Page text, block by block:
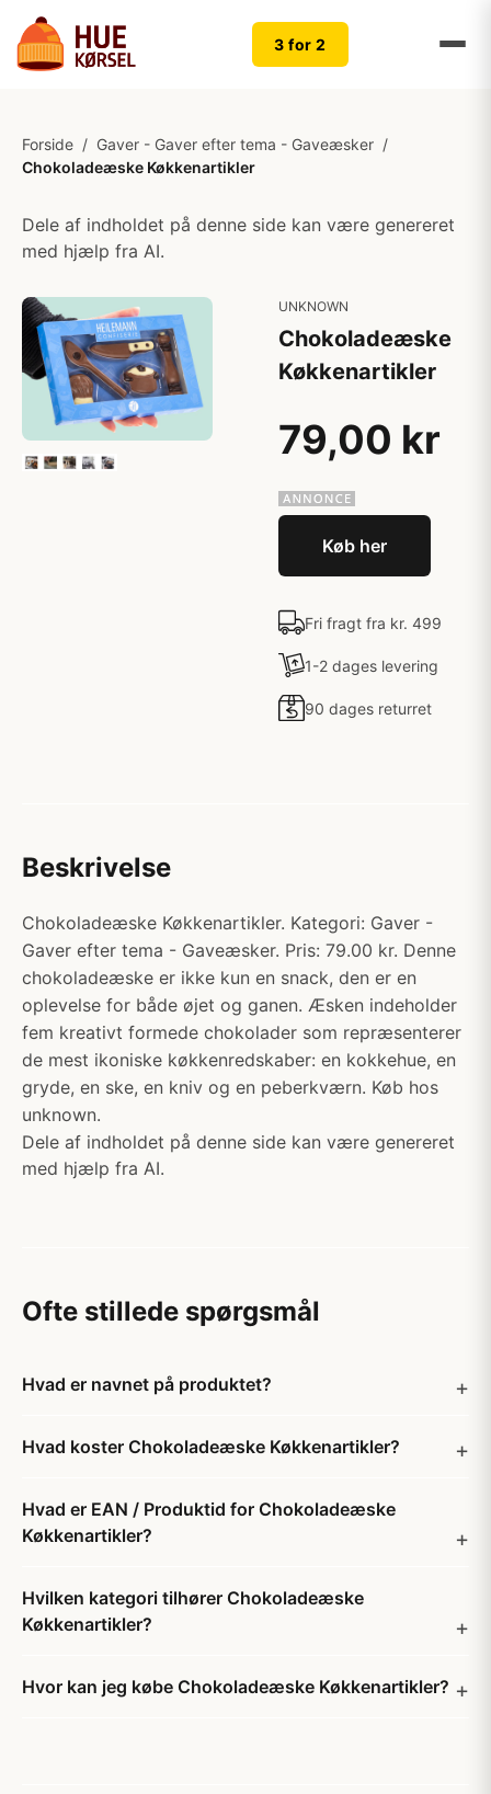
3 for 2
Forside / Gaver - Gaver efter tema - Gaveæsker /
Chokoladeæske Køkkenartikler
Dele af indholdet på denne side kan være genereret
med hjælp fra AI.
UNKNOWN
Chokoladeæske
Køkkenartikler
79,00 kr
Køb her
Fri fragt fra kr. 499
1-2 dages levering
90 dages returret
Beskrivelse
Chokoladeæske Køkkenartikler. Kategori: Gaver -
Gaver efter tema - Gaveæsker. Pris: 79.00 kr. Denne
chokoladeæske er ikke kun en snack, den er en
oplevelse for både øjet og ganen. Æsken indeholder
fem kreativt formede chokolader som repræsenterer
de mest ikoniske køkkenredskaber: en kokkehue, en
gryde, en ske, en kniv og en peberkværn. Køb hos
unknown.
Dele af indholdet på denne side kan være genereret
med hjælp fra AI.
Ofte stillede spørgsmål
Hvad er navnet på produktet?
Hvad koster Chokoladeæske Køkkenartikler?
Hvad er EAN / Produktid for Chokoladeæske
Køkkenartikler?
Hvilken kategori tilhører Chokoladeæske
Køkkenartikler?
Hvor kan jeg købe Chokoladeæske Køkkenartikler?